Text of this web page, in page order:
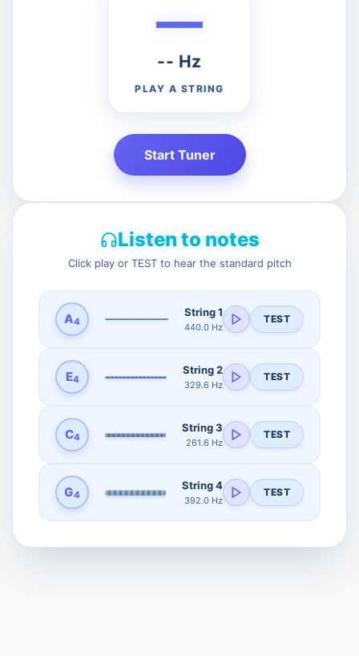
—
-- Hz
PLAY A STRING
Start Tuner
Listen to notes
Click play or TEST to hear the standard pitch
A4
String 1
440.0 Hz
TEST
E4
String 2
329.6 Hz
TEST
C4
String 3
261.6 Hz
TEST
G4
String 4
392.0 Hz
TEST